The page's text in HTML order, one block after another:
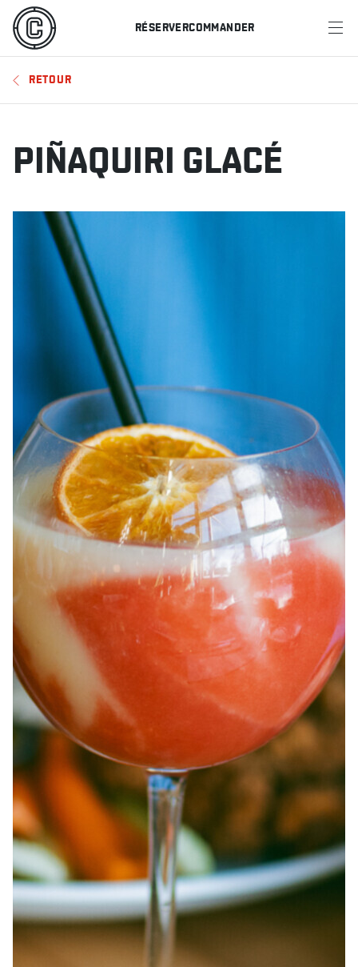
RÉSERVERCOMMANDER
MENU
RESTAURANTS
OFFRES ET PROMOTIONS
CARTES-CADEAUX
HORAIRE DES SPORTS
À PROPOS EMPLOIS EN ÉPICERIE
TRAITEUR ÉVÉNEMENTIEL NOUS JOINDRE
DONNER VOTRE OPINION
RETOUR
PIÑAQUIRI GLACÉ